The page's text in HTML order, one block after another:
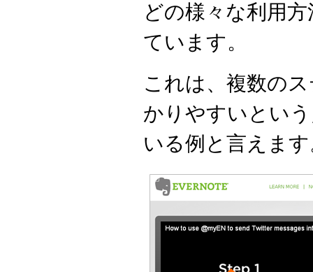
どの様々な利用
ています。
これは、複数の
かりやすいとい
いる例と言えま